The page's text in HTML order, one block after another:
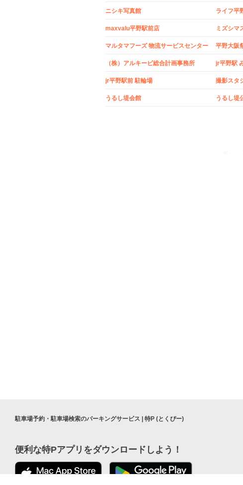
ニシキ写真館 ライフ平
maxvalu平野駅前店 ミズシマ
マルタマフーズ 物流サービスセンター 平野大阪
（株）アルキービ総合計画事務所 jr平野駅
jr平野駅前 駐輪場 撮影スタ
うるし堤会館 うるし堤
駐車場予約・駐車場検索のパーキングサービス | 特P (とくぴー)
便利な特Pアプリをダウンロードしよう！